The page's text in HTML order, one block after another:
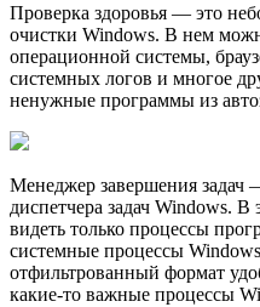
Проверка здоровья — это
очистки Windows. В нем
операционной системы,
системных логов и многое
ненужные программы из
Менеджер завершения задач
диспетчера задач Windows.
видеть только процессы
системные процессы
отфильтрованный формат
какие-то важные процессы